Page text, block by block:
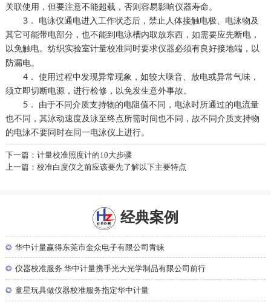
关联使用，但要注意不能超载，否则容易影响仪器寿命。
3． 电泳仪通电进入工作状态后，禁止人体接触电极、电泳物及
其它可能带电部分，也不能到电泳槽内取放东西，如需要应先断电，
以免触电。 纺织实验室计量校准同时要求仪器必须有良好接地端，以
防漏电。
4． 使用过程中发现异常现象，如较大噪音、放电或异常气味，
须立即切断电源，进行检修，以免发生意外事故。
5． 由于不同介质支持物的电阻值不同，电泳时所通过的电流量
也不同，其泳动速度及泳至终点所需时间也不同，故不同介质支持物
的电泳不要同时在同一电泳仪上进行。
下一篇：计量校准照度计的10大步骤
上一篇：校准白度仪之前应该要先了解以下主要特点
经典案例
◎ 华中计量赢得东莞市金众电子有限公司青睐
◎ 仪器校准服务 华中计量携手光大光学制品有限公司前行
◎ 童星玩具做仪器校准服务指定华中计量